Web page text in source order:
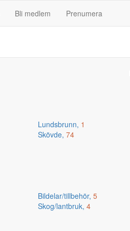
Bli medlem Prenumera
Lundsbrunn, 1
Skövde, 74
Bildelar/tillbehör, 5
Skog/lantbruk, 4